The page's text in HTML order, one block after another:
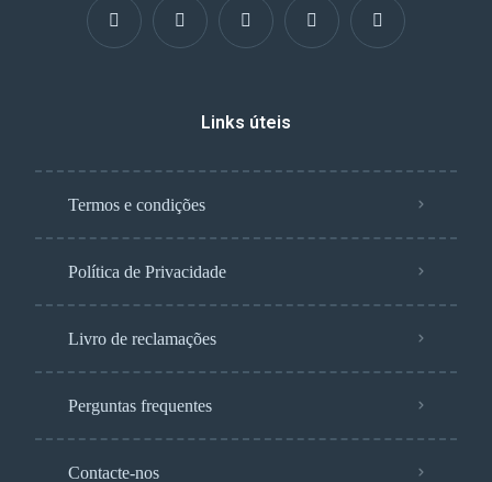
Links úteis
Termos e condições
Política de Privacidade
Livro de reclamações
Perguntas frequentes
Contacte-nos